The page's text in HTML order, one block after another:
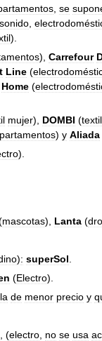
se
sonido
).
), Carrefour
Line (
Home (
mujer), DOMBI (textil
) y Aliada
).
mascotas), Lanta (
): superSol
(Electro).
la de menor precio y
, (electro no se usa